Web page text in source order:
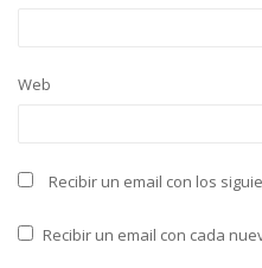
Web
Recibir un email con los
Recibir un email con cada